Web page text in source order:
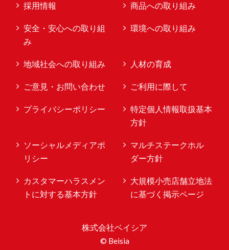
採用情報 商品への取り組み
安全・安心への取り組
み
環境への取り組み
地域社会への取り組み 人材の育成
ご意見・お問い合わせ ご利用に際して
プライバシーポリシー
特定個人情報取扱基本
方針
ソーシャルメディアポ
リシー
マルチステークホル
ダー方針
カスタマーハラスメン
トに対する基本方針
大規模小売店舗立地法
に基づく掲示ページ
株式会社ベイシア
© Beisia